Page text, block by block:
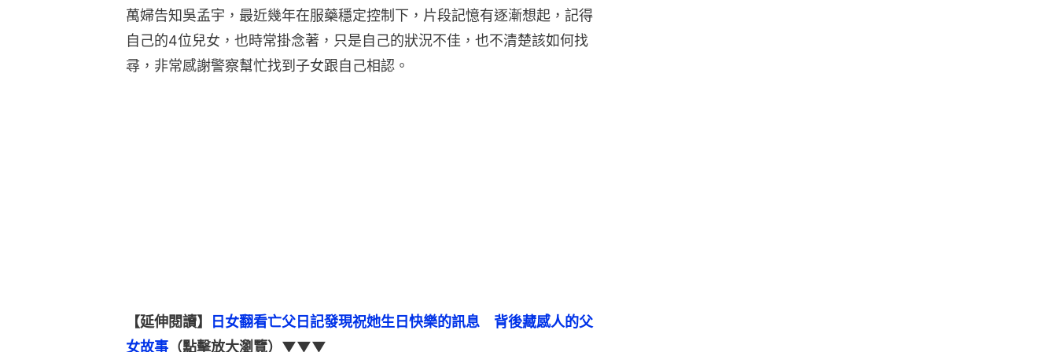
萬婦告知吳孟宇，最近幾年在服藥穩定控制下，片段記憶有逐漸想起，記得
自己的4位兒女，也時常掛念著，只是自己的狀況不佳，也不清楚該如何找
尋，非常感謝警察幫忙找到子女跟自己相認。
【延伸閱讀】
日女翻看亡父日記發現祝她生日快樂的訊息　背後藏感人的父
女故事 （點擊放大瀏覽）▼▼▼